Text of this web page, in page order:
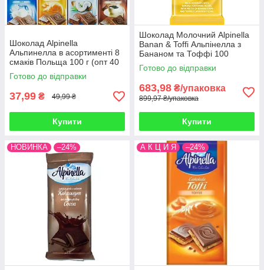
Шоколад Alpinella
Альпинелла в асортименті 8
смаків Польща 100 г (опт 40
шт)
Готово до відправки
37,99 ₴ 49,99 ₴
Купити
Шоколад Молочний Alpinella
Banan & Toffi Альпінелла з
Бананом та Тоффі 100
г Польща (19 шт/1 уп)
Готово до відправки
683,98 ₴/упаковка
899,97 ₴/упаковка
Купити
НОВИНКА –24% А К Ц И Я –24%